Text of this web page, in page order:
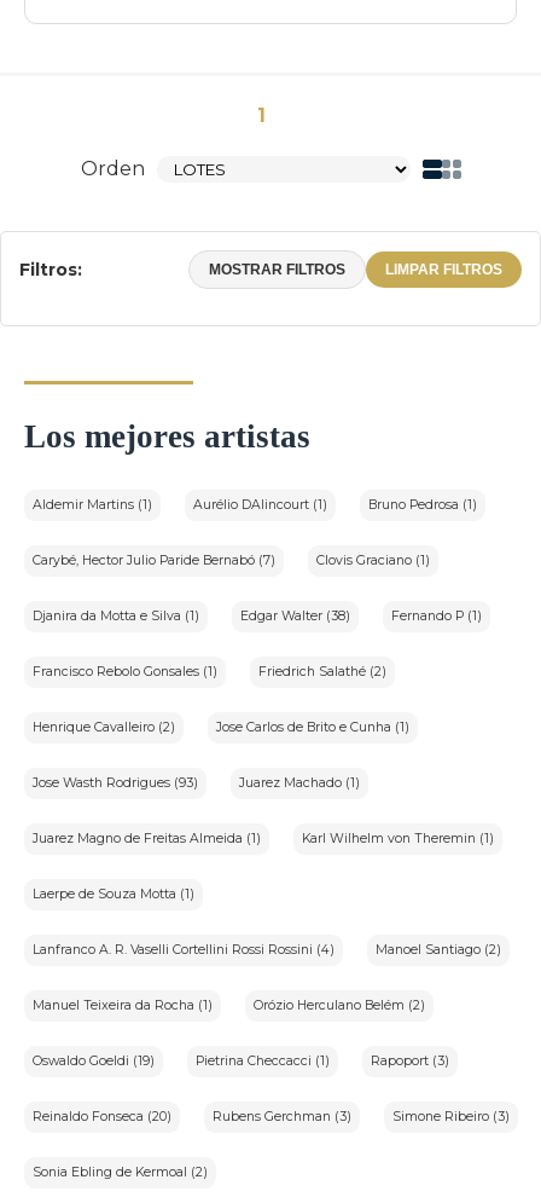
1
Orden
Filtros: MOSTRAR FILTROS LIMPAR FILTROS
Los mejores artistas
Aldemir Martins (1) Aurélio DAlincourt (1) Bruno Pedrosa (1)
Carybé, Hector Julio Paride Bernabó (7) Clovis Graciano (1)
Djanira da Motta e Silva (1) Edgar Walter (38) Fernando P (1)
Francisco Rebolo Gonsales (1) Friedrich Salathé (2)
Henrique Cavalleiro (2) Jose Carlos de Brito e Cunha (1)
Jose Wasth Rodrigues (93) Juarez Machado (1)
Juarez Magno de Freitas Almeida (1) Karl Wilhelm von Theremin (1)
Laerpe de Souza Motta (1)
Lanfranco A. R. Vaselli Cortellini Rossi Rossini (4) Manoel Santiago (2)
Manuel Teixeira da Rocha (1) Orózio Herculano Belém (2)
Oswaldo Goeldi (19) Pietrina Checcacci (1) Rapoport (3)
Reinaldo Fonseca (20) Rubens Gerchman (3) Simone Ribeiro (3)
Sonia Ebling de Kermoal (2)